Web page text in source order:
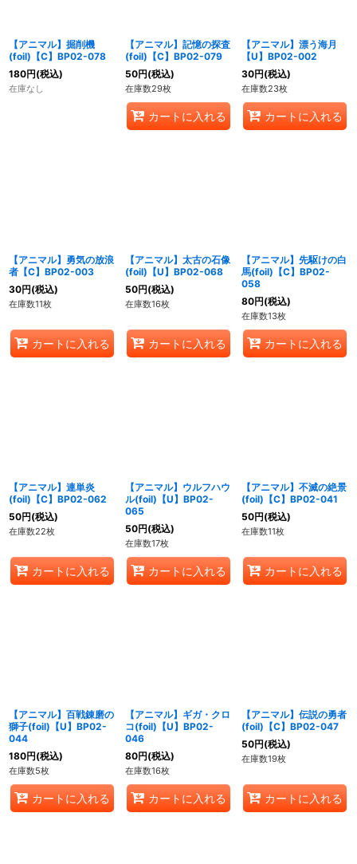
【アニマル】掘削機
(foil)【C】BP02-078
180円(税込)
在庫なし
【アニマル】記憶の探査
(foil)【C】BP02-079
50円(税込)
在庫数29枚
カートに入れる
【アニマル】漂う海月
【U】BP02-002
30円(税込)
在庫数23枚
カートに入れる
【アニマル】勇気の放浪
者【C】BP02-003
30円(税込)
在庫数11枚
カートに入れる
【アニマル】太古の石像
(foil)【U】BP02-068
50円(税込)
在庫数16枚
カートに入れる
【アニマル】先駆けの白
馬(foil)【C】BP02-
058
80円(税込)
在庫数13枚
カートに入れる
【アニマル】連単炎
(foil)【C】BP02-062
50円(税込)
在庫数22枚
カートに入れる
【アニマル】ウルフハウ
ル(foil)【U】BP02-
065
50円(税込)
在庫数17枚
カートに入れる
【アニマル】不滅の絶景
(foil)【C】BP02-041
50円(税込)
在庫数11枚
カートに入れる
【アニマル】百戦錬磨の
獅子(foil)【U】BP02-
044
180円(税込)
在庫数5枚
カートに入れる
【アニマル】ギガ・クロ
コ(foil)【U】BP02-
046
80円(税込)
在庫数16枚
カートに入れる
【アニマル】伝説の勇者
(foil)【C】BP02-047
50円(税込)
在庫数19枚
カートに入れる